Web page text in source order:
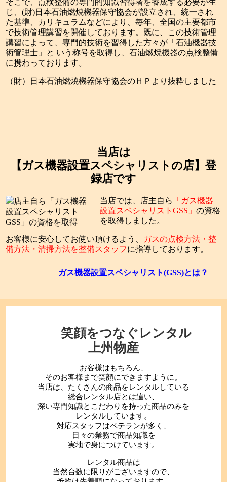
そこで、点検整備の専門的知識習得者を養成する必要が生
じ、(財)日本石油燃焼機器保守協会が設立され、統一され
た基準、カリキュラムなどにより、毎年、全国の主要都市
で技術管理講習を開催しております。既に、この技術管理
講習によって、専門的技術を習得した方々が「石油機器技
術管理士」と いう称号を取得し、石油燃焼機器の点検整備
に携わっております。
（財）日本石油燃焼機器保守協会のＨＰより抜粋しました
当店は
【ガス機器設置スペシャリストの店】登
録店です
当店では、店主自ら
「ガス機器
設置スペシャリストGSS」の資格
を取得しました。
お客様に安心してお使い頂けるよう、
ガスの点検方法・整
備方法・清掃方法を整備スタッフに指導しております。
ガス機器設置スペシャリスト(GSS)とは？
笑顔をつなぐレンタル
上州物産
お客様はもちろん、
そのお客様まで笑顔にできますように。
当店は、たくさんの商品をレンタルしている
総合レンタル店とは違い、
深い専門知識とこだわりを持った商品のみを
レンタルしています。
対応スタッフはベテランが多く、
日々の業務で商品知識を
実地で身につけています。
レンタル商品は
当然台数に限りがございますので、